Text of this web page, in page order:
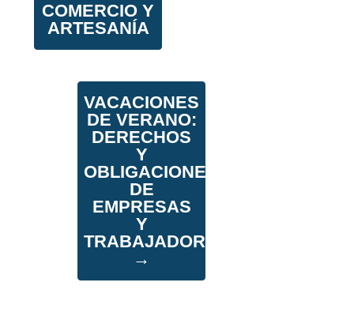
COMERCIO Y
ARTESANÍA
VACACIONES
DE VERANO:
DERECHOS
Y
OBLIGACIONES
DE
EMPRESAS
Y
TRABAJADORES
→